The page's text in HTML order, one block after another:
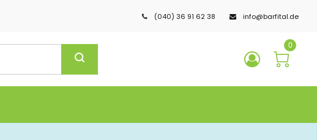
(040) 36 91 62 38 info@barfital.de
0